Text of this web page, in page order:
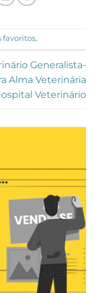
favoritos.
Generalista-
Alma Veterinária
Veterinário